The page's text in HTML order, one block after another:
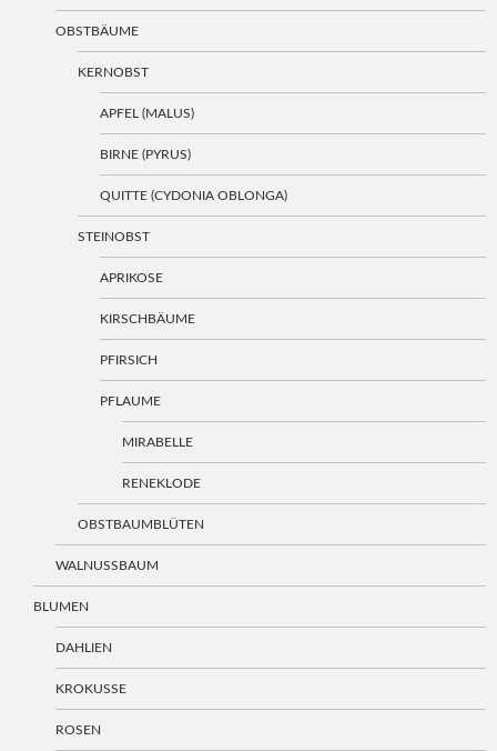
OBSTBÄUME
KERNOBST
APFEL (MALUS)
BIRNE (PYRUS)
QUITTE (CYDONIA OBLONGA)
STEINOBST
APRIKOSE
KIRSCHBÄUME
PFIRSICH
PFLAUME
MIRABELLE
RENEKLODE
OBSTBAUMBLÜTEN
WALNUSSBAUM
BLUMEN
DAHLIEN
KROKUSSE
ROSEN